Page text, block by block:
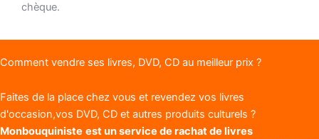
chèque.
Comment vendre ses livres, DVD, CD au meilleur prix ?
Faites de la place chez vous et revendez vos livres
d'occasion,vos DVD, CD et autres produits culturels ?
Monbouquiniste est un service de rachat de livres